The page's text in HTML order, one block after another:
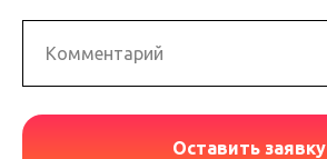
Оставить заявку